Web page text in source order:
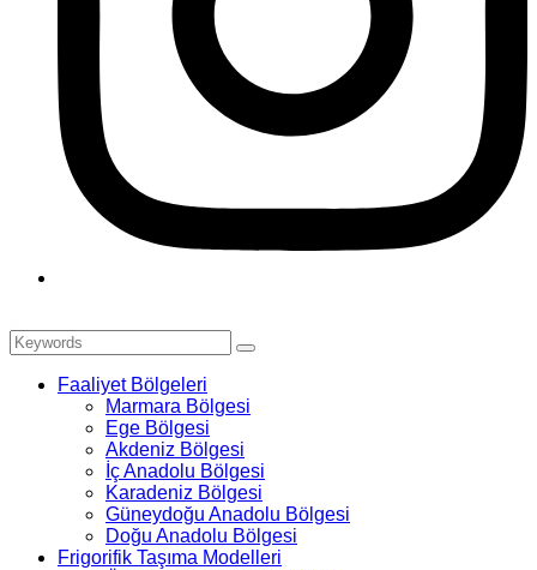
Faaliyet Bölgeleri
Marmara Bölgesi
Ege Bölgesi
Akdeniz Bölgesi
İç Anadolu Bölgesi
Karadeniz Bölgesi
Güneydoğu Anadolu Bölgesi
Doğu Anadolu Bölgesi
Frigorifik Taşıma Modelleri